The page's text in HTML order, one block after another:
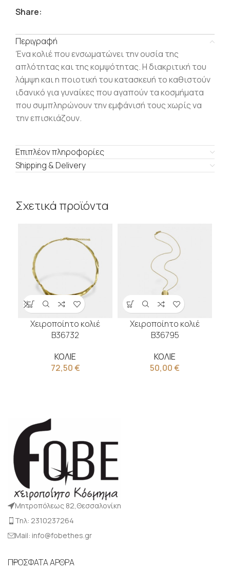
Share:
Περιγραφή
Ένα κολιέ που ενσωματώνει την ουσία της
απλότητας και της κομψότητας.Η διακριτική του
λάμψη και η ποιοτική του κατασκευή το καθιστούν
ιδανικό για γυναίκες που αγαπούν τα κοσμήματα
που συμπληρώνουν την εμφάνισή τους χωρίς να
την επισκιάζουν.
Επιπλέον πληροφορίες
Shipping & Delivery
Σχετικά προϊόντα
Χειροποίητο κολιέ
Β36732
ΚΟΛΙΕ
72,50€
Χειροποίητο κολιέ
Β36795
ΚΟΛΙΕ
50,00€
Μητροπόλεως 82,Θεσσαλονίκη
Τηλ: 2310237264
Mail: info@fobethes.gr
ΠΡΟΣΦΑΤΑ ΑΡΘΡΑ